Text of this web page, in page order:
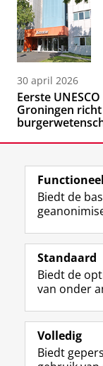
30 april 2026
Eerste
Groningen
Studiekiezers
Alumni
Over ons
Functioneel
Biedt de
Standaard
Biedt de
van onder
Volledig
Biedt